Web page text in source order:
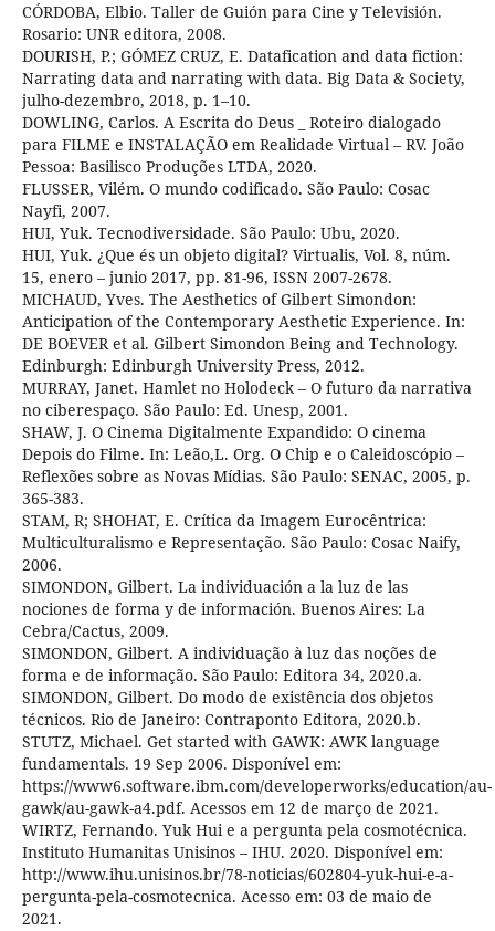
CÓRDOBA, Elbio. Taller de Guión para Cine y Televisión.
Rosario: UNR editora, 2008.
DOURISH, P.; GÓMEZ CRUZ, E. Datafication and data fiction:
Narrating data and narrating with data. Big Data & Society,
julho-dezembro, 2018, p. 1–10.
DOWLING, Carlos. A Escrita do Deus _ Roteiro dialogado
para FILME e INSTALAÇÃO em Realidade Virtual – RV. João
Pessoa: Basilisco Produções LTDA, 2020.
FLUSSER, Vilém. O mundo codificado. São Paulo: Cosac
Nayfi, 2007.
HUI, Yuk. Tecnodiversidade. São Paulo: Ubu, 2020.
HUI, Yuk. ¿Que és un objeto digital? Virtualis, Vol. 8, núm.
15, enero – junio 2017, pp. 81-96, ISSN 2007-2678.
MICHAUD, Yves. The Aesthetics of Gilbert Simondon:
Anticipation of the Contemporary Aesthetic Experience. In:
DE BOEVER et al. Gilbert Simondon Being and Technology.
Edinburgh: Edinburgh University Press, 2012.
MURRAY, Janet. Hamlet no Holodeck – O futuro da narrativa
no ciberespaço. São Paulo: Ed. Unesp, 2001.
SHAW, J. O Cinema Digitalmente Expandido: O cinema
Depois do Filme. In: Leão,L. Org. O Chip e o Caleidoscópio –
Reflexões sobre as Novas Mídias. São Paulo: SENAC, 2005, p.
365-383.
STAM, R; SHOHAT, E. Crítica da Imagem Eurocêntrica:
Multiculturalismo e Representação. São Paulo: Cosac Naify,
2006.
SIMONDON, Gilbert. La individuación a la luz de las
nociones de forma y de información. Buenos Aires: La
Cebra/Cactus, 2009.
SIMONDON, Gilbert. A individuação à luz das noções de
forma e de informação. São Paulo: Editora 34, 2020.a.
SIMONDON, Gilbert. Do modo de existência dos objetos
técnicos. Rio de Janeiro: Contraponto Editora, 2020.b.
STUTZ, Michael. Get started with GAWK: AWK language
fundamentals. 19 Sep 2006. Disponível em:
https://www6.software.ibm.com/developerworks/education/au-
gawk/au-gawk-a4.pdf. Acessos em 12 de março de 2021.
WIRTZ, Fernando. Yuk Hui e a pergunta pela cosmotécnica.
Instituto Humanitas Unisinos – IHU. 2020. Disponível em:
http://www.ihu.unisinos.br/78-noticias/602804-yuk-hui-e-a-
pergunta-pela-cosmotecnica. Acesso em: 03 de maio de
2021.